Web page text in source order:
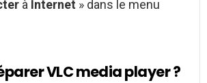
à Internet » dans le menu
VLC media player ?